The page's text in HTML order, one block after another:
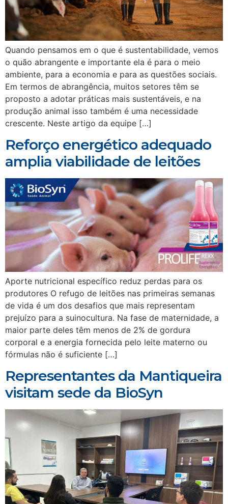
Quando pensamos em o que é sustentabilidade, vemos
o quão abrangente e importante ela é para o meio
ambiente, para a economia e para as questões sociais.
Em termos de abrangência, muitos setores têm se
proposto a adotar práticas mais sustentáveis, e na
produção animal isso também é uma necessidade
crescente. Neste artigo da equipe […]
Reforço energético adequado
amplia viabilidade de leitões
Aporte nutricional específico reduz perdas para os
produtores O refugo de leitões nas primeiras semanas
de vida é um dos desafios que mais representam
prejuízo para a suinocultura. Na fase de maternidade, a
maior parte deles têm menos de 2% de gordura
corporal e a energia fornecida pelo leite materno ou
fórmulas não é suficiente […]
Representantes da Mantiqueira
visitam sede da BioSyn